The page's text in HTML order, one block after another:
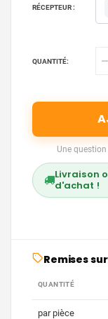
RÉCEPTEUR :
QUANTITÉ:
Une
Livraison
d'achat !
Remises
QUANTITÉ
par pièce